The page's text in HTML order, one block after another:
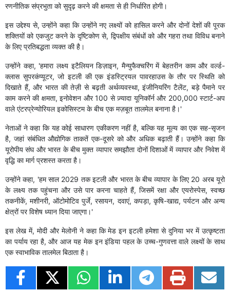
रणनीतिक संप्रभुता को सुदृढ़ करने की क्षमता से ही निर्धारित होगी।
इस उद्देश्य से, उन्होंने कहा कि उन्होंने नए लक्ष्यों को हासिल करने और दोनों देशों की पूरक
शक्तियों को एकजुट करने के दृष्टिकोण से, द्विपक्षीय संबंधों को और गहरा तथा विविध बनाने
के लिए प्रतिबद्धता व्यक्त की है।
उन्होंने कहा, 'हमारा लक्ष्य इटैलियन डिज़ाइन, मैन्युफैक्चरिंग में बेहतरीन काम और वर्ल्ड-
क्लास सुपरकंप्यूटर, जो इटली की एक इंडस्ट्रियल पावरहाउस के तौर पर स्थिति को
दिखाते हैं, और भारत की तेज़ी से बढ़ती अर्थव्यवस्था, इंजीनियरिंग टैलेंट, बड़े पैमाने पर
काम करने की क्षमता, इनोवेशन और 100 से ज़्यादा यूनिकॉर्न और 200,000 स्टार्ट-अप
वाले एंटरप्रेन्योरियल इकोसिस्टम के बीच एक मज़बूत तालमेल बनाना है।'
नेताओं ने कहा कि यह कोई साधारण एकीकरण नहीं है, बल्कि यह मूल्य का एक सह-सृजन
है, जहां संबंधित औद्योगिक ताकतें एक-दूसरे को और अधिक बढ़ाती हैं। उन्होंने कहा कि
यूरोपीय संघ और भारत के बीच मुक्त व्यापार समझौता दोनों दिशाओं में व्यापार और निवेश में
वृद्धि का मार्ग प्रशस्त करता है।
उन्होंने कहा, 'हम साल 2029 तक इटली और भारत के बीच व्यापार के लिए 20 अरब यूरो
के लक्ष्य तक पहुंचना और उसे पार करना चाहते हैं, जिसमें रक्षा और एयरोस्पेस, स्वच्छ
तकनीकें, मशीनरी, ऑटोमोटिव पुर्जे, रसायन, दवाएं, कपड़ा, कृषि-खाद्य, पर्यटन और अन्य
क्षेत्रों पर विशेष ध्यान दिया जाएगा।'
इस लेख में, मोदी और मेलोनी ने कहा कि मेड इन इटली हमेशा से दुनिया भर में उत्कृष्टता
का पर्याय रहा है, और आज यह मेक इन इंडिया पहल के उच्च-गुणवत्ता वाले लक्ष्यों के साथ
एक स्वाभाविक तालमेल बिठाता है।